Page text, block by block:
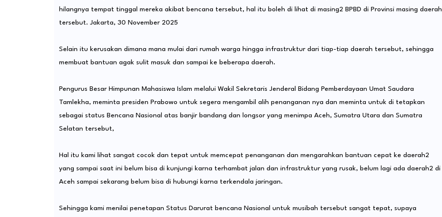
hilangnya tempat tinggal mereka akibat bencana tersebut, hal itu boleh di lihat di masing2 BPBD di Provinsi masing daerah
tersebut. Jakarta, 30 November 2025
Selain itu kerusakan dimana mana mulai dari rumah warga hingga infrastruktur dari tiap-tiap daerah tersebut, sehingga
membuat bantuan agak sulit masuk dan sampai ke beberapa daerah.
Pengurus Besar Himpunan Mahasiswa Islam melalui Wakil Sekretaris Jenderal Bidang Pemberdayaan Umat Saudara
Tamlekha, meminta presiden Prabowo untuk segera mengambil alih penanganan nya dan meminta untuk di tetapkan
sebagai status Bencana Nasional atas banjir bandang dan longsor yang menimpa Aceh, Sumatra Utara dan Sumatra
Selatan tersebut,
Hal itu kami lihat sangat cocok dan tepat untuk memcepat penanganan dan mengarahkan bantuan cepat ke daerah2
yang sampai saat ini belum bisa di kunjungi karna terhambat jalan dan infrastruktur yang rusak, belum lagi ada daerah2 di
Aceh sampai sekarang belum bisa di hubungi karna terkendala jaringan.
Sehingga kami menilai penetapan Status Darurat bencana Nasional untuk musibah tersebut sangat tepat, supaya